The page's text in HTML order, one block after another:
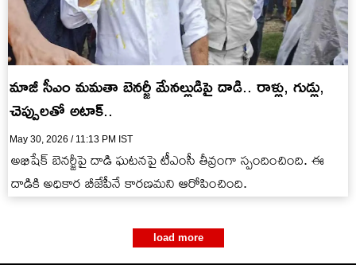
మాజీ సీఎం మమతా బెనర్జీ మేనల్లుడిపై దాడి.. రాళ్లు, గుడ్లు,
చెప్పులతో అటాక్..
May 30, 2026 / 11:13 PM IST
అభిషేక్ బెనర్జీపై దాడి ఘటనపై టీఎంసీ తీవ్రంగా స్పందించింది. ఈ
దాడికి అధికార బీజేపీనే కారణమని ఆరోపించింది.
load more